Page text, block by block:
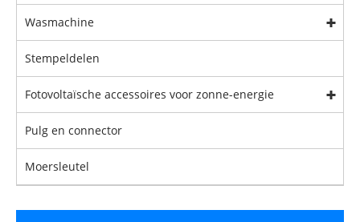
Wasmachine
Stempeldelen
Fotovoltaïsche accessoires voor zonne-energie
Pulg en connector
Moersleutel